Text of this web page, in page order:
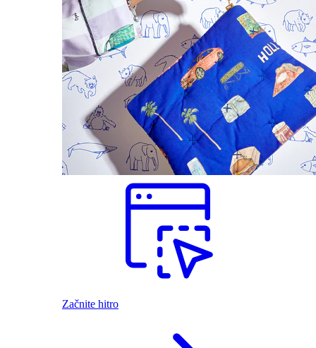
Začnite hitro